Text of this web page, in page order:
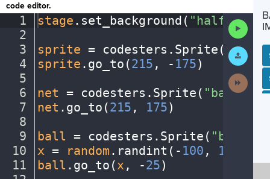
code editor.
1
2
3
4
5
6
7
8
9
10
11
stage . set_background( "halfcourt"
sprite = codesters . Sprite(
sprite . go_to(215 , - 175)
net = codesters . Sprite(
net . go_to(215 , 175)
ball = codesters . Sprite(
x = random . randint( - 100 , 150
ball . go_to(x , -25)
Code
Work
Activity